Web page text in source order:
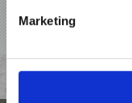
Marketing